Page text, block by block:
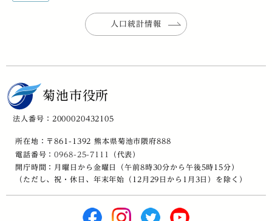
人口統計情報
菊池市役所
法人番号：2000020432105
所在地：〒861-1392 熊本県菊池市隈府888
電話番号：0968-25-7111
（代表）
開庁時間：月曜日から金曜日（午前8時30分から午後5時15分）
（ただし、祝・休日、年末年始（12月29日から1月3日）を除く）